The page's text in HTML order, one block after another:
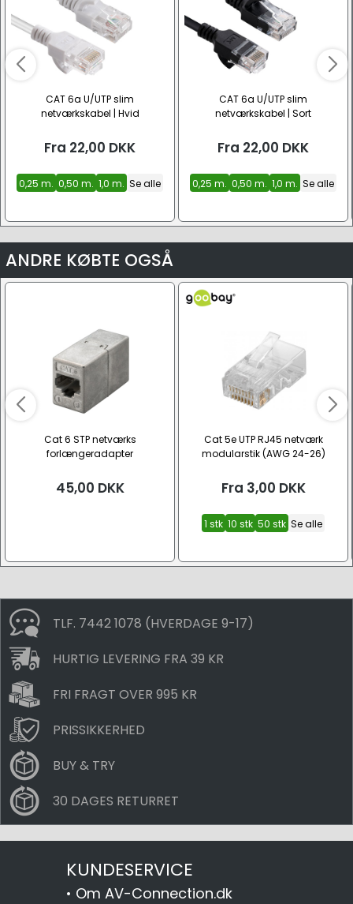
CAT 6a U/UTP slim
netværkskabel | Hvid
Fra 22,00 DKK
0,25 m. 0,50 m. 1,0 m. Se alle
CAT 6a U/UTP slim
netværkskabel | Sort
Fra 22,00 DKK
0,25 m. 0,50 m. 1,0 m. Se alle
ANDRE KØBTE OGSÅ
Cat 6 STP netværks
forlængeradapter
45,00 DKK
Cat 5e UTP RJ45 netværk
modularstik (AWG 24-26)
Fra 3,00 DKK
1 stk 10 stk 50 stk Se alle
TLF. 7442 1078 (HVERDAGE 9-17)
HURTIG LEVERING FRA 39 KR
FRI FRAGT OVER 995 KR
PRISSIKKERHED
BUY & TRY
30 DAGES RETURRET
KUNDESERVICE
• Om AV-Connection.dk